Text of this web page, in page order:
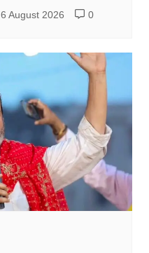
6 August 2026 0